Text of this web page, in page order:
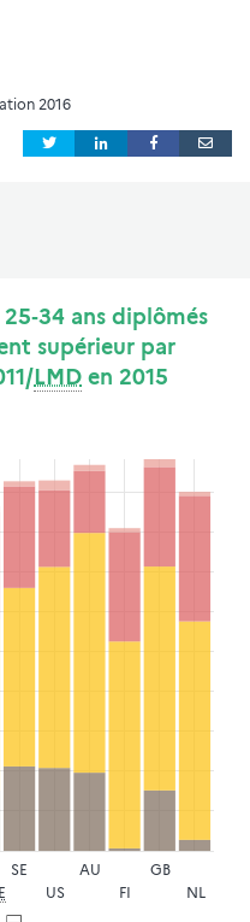
2016
ans diplômés
supérieur par
LMD en 2015
SE AU
GB
US FI NL